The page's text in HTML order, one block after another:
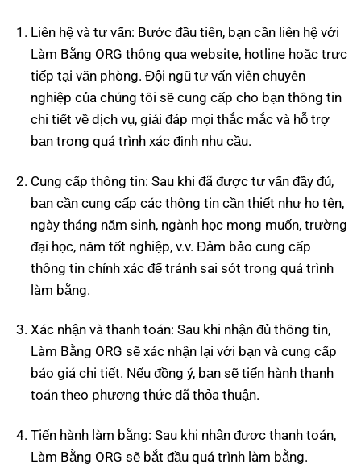
Liên hệ và tư vấn: Bước đầu tiên, bạn cần liên hệ với
Làm Bằng ORG thông qua website, hotline hoặc trực
tiếp tại văn phòng. Đội ngũ tư vấn viên chuyên
nghiệp của chúng tôi sẽ cung cấp cho bạn thông tin
chi tiết về dịch vụ, giải đáp mọi thắc mắc và hỗ trợ
bạn trong quá trình xác định nhu cầu.
Cung cấp thông tin: Sau khi đã được tư vấn đầy đủ,
bạn cần cung cấp các thông tin cần thiết như họ tên,
ngày tháng năm sinh, ngành học mong muốn, trường
đại học, năm tốt nghiệp, v.v. Đảm bảo cung cấp
thông tin chính xác để tránh sai sót trong quá trình
làm bằng.
Xác nhận và thanh toán: Sau khi nhận đủ thông tin,
Làm Bằng ORG sẽ xác nhận lại với bạn và cung cấp
báo giá chi tiết. Nếu đồng ý, bạn sẽ tiến hành thanh
toán theo phương thức đã thỏa thuận.
Tiến hành làm bằng: Sau khi nhận được thanh toán,
Làm Bằng ORG sẽ bắt đầu quá trình làm bằng.